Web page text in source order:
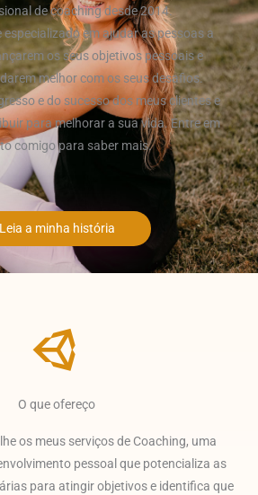
de coaching desde 2014.
especializado em ajudar as pessoas a
os seus objetivos pessoais e
melhor com os seus desafios.
e do sucesso dos meus clientes e
para melhorar a sua vida. Entre em
comigo para saber mais.
Leia a minha história
O que ofereço
os meus serviços de Coaching, uma
pessoal que potencializa as
para atingir objetivos e identifica que